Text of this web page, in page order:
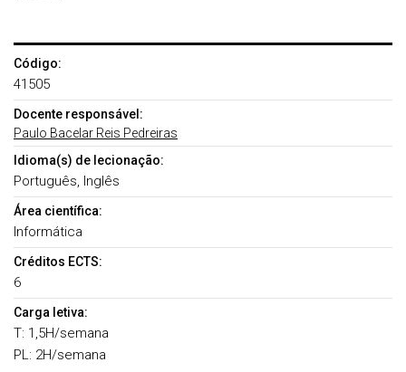
Código:
41505
Docente responsável:
Paulo Bacelar Reis Pedreiras
Idioma(s) de lecionação:
Português, Inglês
Área científica:
Informática
Créditos ECTS:
6
Carga letiva:
T: 1,5H/semana
PL: 2H/semana